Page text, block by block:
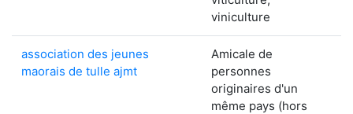
viniculture
association des jeunes
maorais de tulle ajmt
Amicale de
personnes
originaires d'un
même pays (hors